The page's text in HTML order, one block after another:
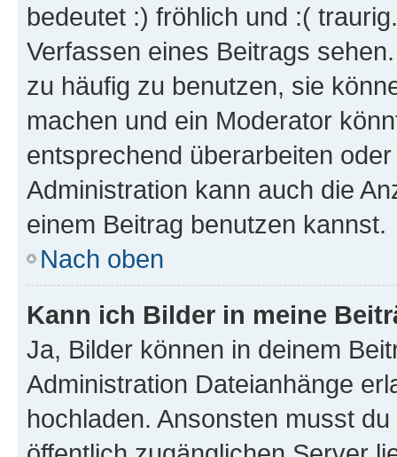
bedeutet :) fröhlich und :(
Verfassen eines Beitrags
zu häufig zu benutzen, sie
machen und ein Moderator
entsprechend überarbeiten
Administration kann auch die
einem Beitrag benutzen kannst.
Nach oben
Kann ich Bilder in meine
Ja, Bilder können in deinem
Administration Dateianhänge
hochladen. Ansonsten musst